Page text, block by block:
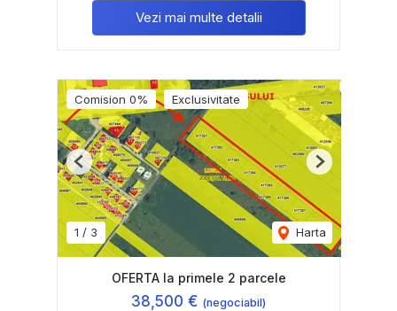
Vezi mai multe detalii
Comision 0% Exclusivitate
1 / 3 Harta
Previous Next
OFERTA la primele 2 parcele
38,500 € (negociabil)